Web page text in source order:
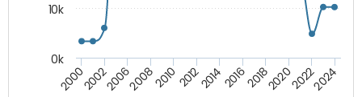
20002002200620082010 2012201420162018202020222024
0k
10k